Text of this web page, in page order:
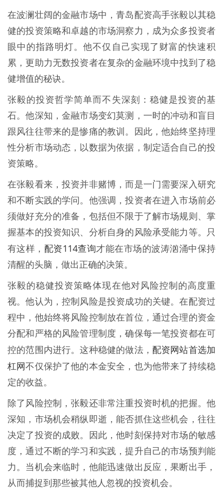
在波澜壮阔的金融市场中，青岛配资高手张毅以其稳
健的投资策略和卓越的市场洞察力，成为众多投资者
眼中的指路明灯。他不仅自己实现了财富的快速积
累，更助力无数投资者在复杂的金融环境中找到了稳
健增值的秘诀。
张毅的投资哲学简单而不失深刻：稳健是投资的基
石。他深知，金融市场变幻莫测，一时的冲动和盲目
跟风往往带来的是惨痛的教训。因此，他始终坚持理
性分析市场动态，以数据为依据，制定适合自己的投
资策略。
在张毅看来，投资并非赌博，而是一门需要深入研究
和不断实践的学问。他强调，投资者在进入市场前必
须做好充分的准备，包括但不限于了解市场规则、掌
握基本的投资知识、分析自身的风险承受能力等。只
有这样， 配资114查询才能在市场的波涛汹涌中保持
清醒的头脑，做出正确的决策。
张毅的稳健投资策略体现在他对风险控制的高度重
视。他认为，控制风险是投资成功的关键。在配资过
程中，他始终将风险控制放在首位，通过合理的资金
分配和严格的风险管理制度，确保每一笔投资都在可
控的范围内进行。这种稳健的做法， 配资网站首选加
杠网不仅保护了他的本金安全，也为他带来了持续稳
定的收益。
除了风险控制，张毅还非常注重投资时机的把握。他
深知，市场机会稍纵即逝，能否抓住这些机会，往往
决定了投资的成败。因此，他时刻保持对市场的敏感
度，通过不断的学习和实践，提升自己的市场预判能
力。当机会来临时，他能迅速做出反应，果断出手，
从而捕捉到那些被其他人忽视的投资机会。